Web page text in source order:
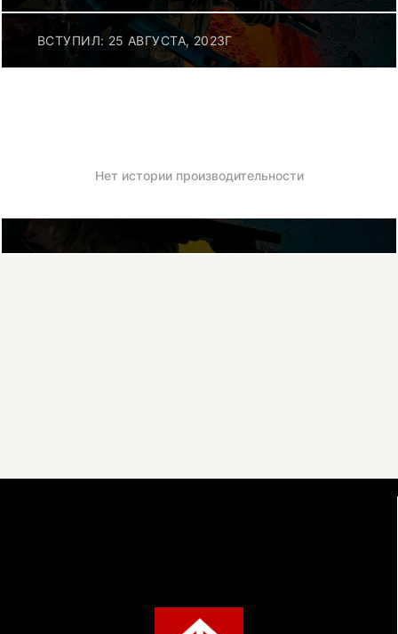
ВСТУПИЛ: 25 АВГУСТА, 2023Г
Нет истории производительности